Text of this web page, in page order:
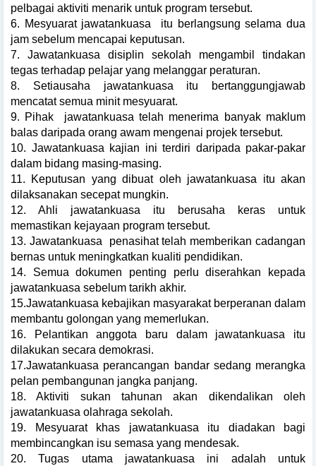
pelbagai aktiviti menarik untuk program tersebut.
6. Mesyuarat jawatankuasa
itu berlangsung selama dua
jam sebelum mencapai keputusan.
7. Jawatankuasa disiplin sekolah mengambil tindakan
tegas terhadap pelajar yang melanggar peraturan.
8. Setiausaha jawatankuasa itu bertanggungjawab
mencatat semua minit mesyuarat.
9. Pihak
jawatankuasa telah menerima banyak maklum
balas daripada orang awam mengenai projek tersebut.
10. Jawatankuasa kajian ini terdiri daripada pakar-pakar
dalam bidang masing-masing.
11. Keputusan yang dibuat oleh jawatankuasa itu akan
dilaksanakan secepat mungkin.
12. Ahli jawatankuasa itu berusaha keras untuk
memastikan kejayaan program tersebut.
13. Jawatankuasa
penasihat telah memberikan cadangan
bernas untuk meningkatkan kualiti pendidikan.
14. Semua dokumen penting perlu diserahkan kepada
jawatankuasa sebelum tarikh akhir.
15.Jawatankuasa kebajikan masyarakat berperanan dalam
membantu golongan yang memerlukan.
16. Pelantikan anggota baru dalam jawatankuasa itu
dilakukan secara demokrasi.
17.Jawatankuasa perancangan bandar sedang merangka
pelan pembangunan jangka panjang.
18. Aktiviti sukan tahunan akan dikendalikan oleh
jawatankuasa olahraga sekolah.
19. Mesyuarat khas jawatankuasa itu diadakan bagi
membincangkan isu semasa yang mendesak.
20. Tugas utama jawatankuasa ini adalah untuk